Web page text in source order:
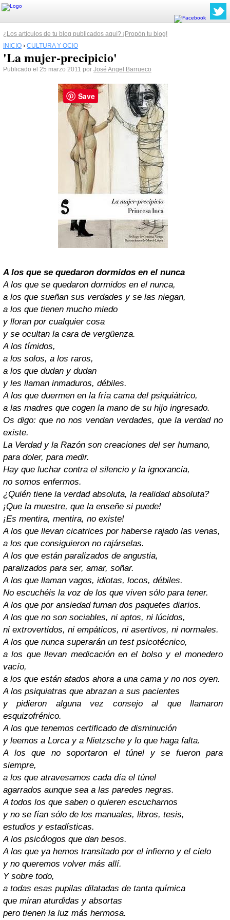
¿Los artículos de tu blog publicados aquí? ¡Propón tu blog!
INICIO › CULTURA Y OCIO
'La mujer-precipicio'
Publicado el 25 marzo 2011 por José Angel Barrueco
A los que se quedaron dormidos en el nunca
A los que se quedaron dormidos en el nunca,
a los que sueñan sus verdades y se las niegan,
a los que tienen mucho miedo
y lloran por cualquier cosa
y se ocultan la cara de vergüenza.
A los tímidos,
a los solos, a los raros,
a los que dudan y dudan
y les llaman inmaduros, débiles.
A los que duermen en la fría cama del psiquiátrico,
a las madres que cogen la mano de su hijo ingresado.
Os digo: que no nos vendan verdades, que la verdad no
existe.
La Verdad y la Razón son creaciones del ser humano,
para doler, para medir.
Hay que luchar contra el silencio y la ignorancia,
no somos enfermos.
¿Quién tiene la verdad absoluta, la realidad absoluta?
¡Que la muestre, que la enseñe si puede!
¡Es mentira, mentira, no existe!
A los que llevan cicatrices por haberse rajado las venas,
a los que consiguieron no rajárselas.
A los que están paralizados de angustia,
paralizados para ser, amar, soñar.
A los que llaman vagos, idiotas, locos, débiles.
No escuchéis la voz de los que viven sólo para tener.
A los que por ansiedad fuman dos paquetes diarios.
A los que no son sociables, ni aptos, ni lúcidos,
ni extrovertidos, ni empáticos, ni asertivos, ni normales.
A los que nunca superarán un test psicotécnico,
a los que llevan medicación en el bolso y el monedero
vacío,
a los que están atados ahora a una cama y no nos oyen.
A los psiquiatras que abrazan a sus pacientes
y pidieron alguna vez consejo al que llamaron
esquizofrénico.
A los que tenemos certificado de disminución
y leemos a Lorca y a Nietzsche y lo que haga falta.
A los que no soportaron el túnel y se fueron para
siempre,
a los que atravesamos cada día el túnel
agarrados aunque sea a las paredes negras.
A todos los que saben o quieren escucharnos
y no se fían sólo de los manuales, libros, tesis,
estudios y estadísticas.
A los psicólogos que dan besos.
A los que ya hemos transitado por el infierno y el cielo
y no queremos volver más allí.
Y sobre todo,
a todas esas pupilas dilatadas de tanta química
que miran aturdidas y absortas
pero tienen la luz más hermosa.
Save